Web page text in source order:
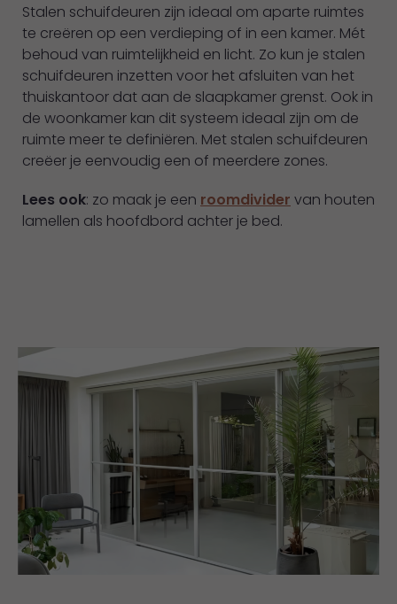
Stalen schuifdeuren zijn ideaal om aparte ruimtes
te creëren op een verdieping of in een kamer. Mét
behoud van ruimtelijkheid en licht. Zo kun je stalen
schuifdeuren inzetten voor het afsluiten van het
thuiskantoor dat aan de slaapkamer grenst. Ook in
de woonkamer kan dit systeem ideaal zijn om de
ruimte meer te definiëren. Met stalen schuifdeuren
creëer je eenvoudig een of meerdere zones.
Lees ook: zo maak je een roomdivider van houten
lamellen als hoofdbord achter je bed.